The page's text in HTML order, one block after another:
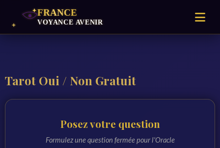
Tarot Oui / Non Gratuit
Posez votre question
Formulez une question fermée pour l'Oracle